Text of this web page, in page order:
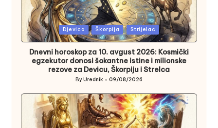
Posted
in
Djevica Škorpija Strijelac
Dnevni horoskop za 10. avgust 2026: Kosmički
egzekutor donosi šokantne istine i milionske
rezove za Devicu, Škorpiju i Strelca
Posted
ByUrednik 09/08/2026